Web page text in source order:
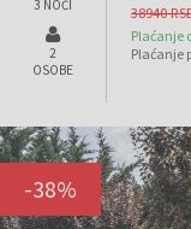
3 NOĆI
2
OSOBE
38940
Plaćanje
Plaćanje
-38%